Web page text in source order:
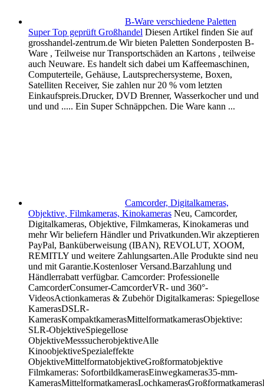
B-Ware verschiedene Paletten
Super Top geprüft Großhandel Diesen Artikel finden Sie auf
grosshandel-zentrum.de Wir bieten Paletten Sonderposten B-
Ware , Teilweise nur Transportschäden an Kartons , teilweise
auch Neuware. Es handelt sich dabei um Kaffeemaschinen,
Computerteile, Gehäuse, Lautsprechersysteme, Boxen,
Satelliten Receiver, Sie zahlen nur 20 % vom letzten
Einkaufspreis.Drucker, DVD Brenner, Wasserkocher und und
und und ..... Ein Super Schnäppchen. Die Ware kann ...
Camcorder, Digitalkameras,
Objektive, Filmkameras, Kinokameras Neu, Camcorder,
Digitalkameras, Objektive, Filmkameras, Kinokameras und
mehr Wir beliefern Händler und Privatkunden.Wir akzeptieren
PayPal, Banküberweisung (IBAN), REVOLUT, XOOM,
REMITLY und weitere Zahlungsarten.Alle Produkte sind neu
und mit Garantie.Kostenloser Versand.Barzahlung und
Händlerrabatt verfügbar. Camcorder: Professionelle
CamcorderConsumer-CamcorderVR- und 360°-
VideosActionkameras & Zubehör Digitalkameras: Spiegellose
KamerasDSLR-
KamerasKompaktkamerasMittelformatkamerasObjektive:
SLR-ObjektiveSpiegellose
ObjektiveMesssucherobjektiveAlle
KinoobjektiveSpezialeffekte
ObjektiveMittelformatobjektiveGroßformatobjektive
Filmkameras: SofortbildkamerasEinwegkameras35-mm-